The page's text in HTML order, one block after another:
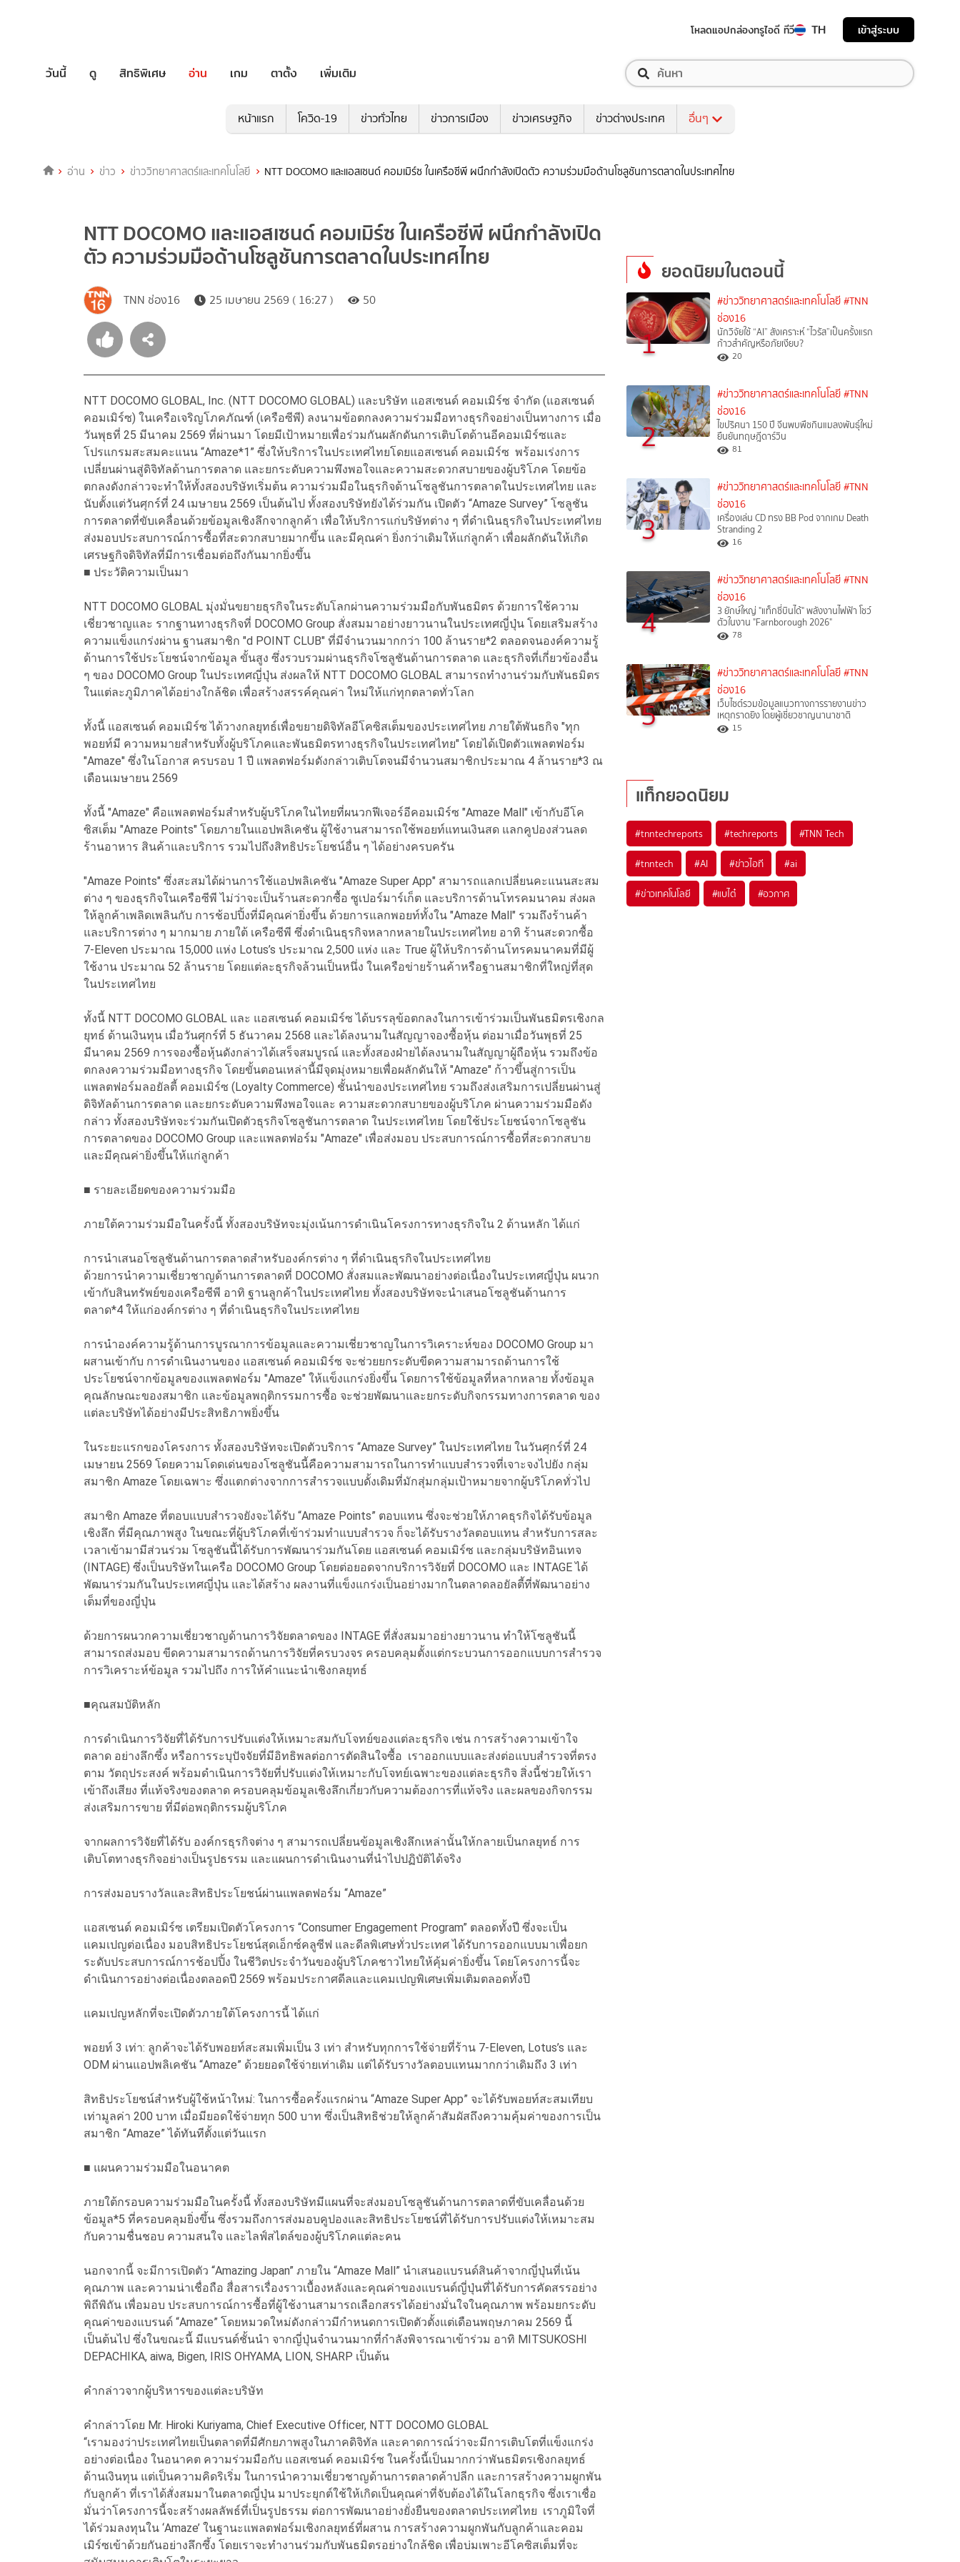
โหลดแอปกล่องทรูไอดี ทีวี TH เข้าสู่ระบบ
วันนี้ ดู สิทธิพิเศษ อ่าน เกม ตาตั้ง เพิ่มเติม
หน้าแรก โควิด-19 ข่าวทั่วไทย ข่าวการเมือง ข่าวเศรษฐกิจ ข่าวต่างประเทศ อื่นๆ
อ่าน ข่าว ข่าววิทยาศาสตร์และเทคโนโลยี NTT DOCOMO และแอสเซนด์ คอมเมิร์ซ ในเครือซีพี ผนึกกำลังเปิดตัว ความร่วมมือด้านโซลูชันการตลาดในประเทศไทย
NTT DOCOMO และแอสเซนด์ คอมเมิร์ซ ในเครือซีพี ผนึกกำลังเปิด
ตัว ความร่วมมือด้านโซลูชันการตลาดในประเทศไทย
TNN ช่อง16 25 เมษายน 2569 ( 16:27 ) 50
NTT DOCOMO GLOBAL, Inc. (NTT DOCOMO GLOBAL) และบริษัท แอสเซนด์ คอมเมิร์ซ จำกัด (แอสเซนด์
คอมเมิร์ซ) ในเครือเจริญโภคภัณฑ์ (เครือซีพี) ลงนามข้อตกลงความร่วมมือทางธุรกิจอย่างเป็นทางการ เมื่อ
วันพุธที่ 25 มีนาคม 2569 ที่ผ่านมา โดยมีเป้าหมายเพื่อร่วมกันผลักดันการเติบโตด้านอีคอมเมิร์ซและ
โปรแกรมสะสมคะแนน “Amaze*1” ซึ่งให้บริการในประเทศไทยโดยแอสเซนด์ คอมเมิร์ซ พร้อมเร่งการ
เปลี่ยนผ่านสู่ดิจิทัลด้านการตลาด และยกระดับความพึงพอใจและความสะดวกสบายของผู้บริโภค โดยข้อ
ตกลงดังกล่าวจะทำให้ทั้งสองบริษัทเริ่มต้น ความร่วมมือในธุรกิจด้านโซลูชันการตลาดในประเทศไทย และ
นับตั้งแต่วันศุกร์ที่ 24 เมษายน 2569 เป็นต้นไป ทั้งสองบริษัทยังได้ร่วมกัน เปิดตัว “Amaze Survey” โซลูชัน
การตลาดที่ขับเคลื่อนด้วยข้อมูลเชิงลึกจากลูกค้า เพื่อให้บริการแก่บริษัทต่าง ๆ ที่ดำเนินธุรกิจในประเทศไทย
ส่งมอบประสบการณ์การซื้อที่สะดวกสบายมากขึ้น และมีคุณค่า ยิ่งกว่าเดิมให้แก่ลูกค้า เพื่อผลักดันให้เกิด
เศรษฐกิจดิจิทัลที่มีการเชื่อมต่อถึงกันมากยิ่งขึ้น
■ ประวัติความเป็นมา
NTT DOCOMO GLOBAL มุ่งมั่นขยายธุรกิจในระดับโลกผ่านความร่วมมือกับพันธมิตร ด้วยการใช้ความ
เชี่ยวชาญและ รากฐานทางธุรกิจที่ DOCOMO Group สั่งสมมาอย่างยาวนานในประเทศญี่ปุ่น โดยเสริมสร้าง
ความแข็งแกร่งผ่าน ฐานสมาชิก "d POINT CLUB" ที่มีจำนวนมากกว่า 100 ล้านราย*2 ตลอดจนองค์ความรู้
ด้านการใช้ประโยชน์จากข้อมูล ขั้นสูง ซึ่งรวบรวมผ่านธุรกิจโซลูชันด้านการตลาด และธุรกิจที่เกี่ยวข้องอื่น
ๆ ของ DOCOMO Group ในประเทศญี่ปุ่น ส่งผลให้ NTT DOCOMO GLOBAL สามารถทำงานร่วมกับพันธมิตร
ในแต่ละภูมิภาคได้อย่างใกล้ชิด เพื่อสร้างสรรค์คุณค่า ใหม่ให้แก่ทุกตลาดทั่วโลก
ทั้งนี้ แอสเซนด์ คอมเมิร์ซ ได้วางกลยุทธ์เพื่อขยายดิจิทัลอีโคซิสเต็มของประเทศไทย ภายใต้พันธกิจ "ทุก
พอยท์มี ความหมายสำหรับทั้งผู้บริโภคและพันธมิตรทางธุรกิจในประเทศไทย" โดยได้เปิดตัวแพลตฟอร์ม
"Amaze" ซึ่งในโอกาส ครบรอบ 1 ปี แพลตฟอร์มดังกล่าวเติบโตจนมีจำนวนสมาชิกประมาณ 4 ล้านราย*3 ณ
เดือนเมษายน 2569
ทั้งนี้ "Amaze" คือแพลตฟอร์มสำหรับผู้บริโภคในไทยที่ผนวกฟีเจอร์อีคอมเมิร์ซ "Amaze Mall" เข้ากับอีโค
ซิสเต็ม "Amaze Points" โดยภายในแอปพลิเคชัน ผู้ใช้งานสามารถใช้พอยท์แทนเงินสด แลกคูปองส่วนลด
ร้านอาหาร สินค้าและบริการ รวมไปถึงสิทธิประโยชน์อื่น ๆ ได้อย่างครบครัน
"Amaze Points" ซึ่งสะสมได้ผ่านการใช้แอปพลิเคชัน "Amaze Super App" สามารถแลกเปลี่ยนคะแนนสะสม
ต่าง ๆ ของธุรกิจในเครือซีพี ไม่ว่าจะเป็นร้านสะดวกซื้อ ซูเปอร์มาร์เก็ต และบริการด้านโทรคมนาคม ส่งผล
ให้ลูกค้าเพลิดเพลินกับ การช้อปปิ้งที่มีคุณค่ายิ่งขึ้น ด้วยการแลกพอยท์ทั้งใน "Amaze Mall" รวมถึงร้านค้า
และบริการต่าง ๆ มากมาย ภายใต้ เครือซีพี ซึ่งดำเนินธุรกิจหลากหลายในประเทศไทย อาทิ ร้านสะดวกซื้อ
7-Eleven ประมาณ 15,000 แห่ง Lotus’s ประมาณ 2,500 แห่ง และ True ผู้ให้บริการด้านโทรคมนาคมที่มีผู้
ใช้งาน ประมาณ 52 ล้านราย โดยแต่ละธุรกิจล้วนเป็นหนึ่ง ในเครือข่ายร้านค้าหรือฐานสมาชิกที่ใหญ่ที่สุด
ในประเทศไทย
ทั้งนี้ NTT DOCOMO GLOBAL และ แอสเซนด์ คอมเมิร์ซ ได้บรรลุข้อตกลงในการเข้าร่วมเป็นพันธมิตรเชิงกล
ยุทธ์ ด้านเงินทุน เมื่อวันศุกร์ที่ 5 ธันวาคม 2568 และได้ลงนามในสัญญาจองซื้อหุ้น ต่อมาเมื่อวันพุธที่ 25
มีนาคม 2569 การจองซื้อหุ้นดังกล่าวได้เสร็จสมบูรณ์ และทั้งสองฝ่ายได้ลงนามในสัญญาผู้ถือหุ้น รวมถึงข้อ
ตกลงความร่วมมือทางธุรกิจ โดยขั้นตอนเหล่านี้มีจุดมุ่งหมายเพื่อผลักดันให้ "Amaze" ก้าวขึ้นสู่การเป็น
แพลตฟอร์มลอยัลตี้ คอมเมิร์ซ (Loyalty Commerce) ชั้นนำของประเทศไทย รวมถึงส่งเสริมการเปลี่ยนผ่านสู่
ดิจิทัลด้านการตลาด และยกระดับความพึงพอใจและ ความสะดวกสบายของผู้บริโภค ผ่านความร่วมมือดัง
กล่าว ทั้งสองบริษัทจะร่วมกันเปิดตัวธุรกิจโซลูชันการตลาด ในประเทศไทย โดยใช้ประโยชน์จากโซลูชัน
การตลาดของ DOCOMO Group และแพลตฟอร์ม "Amaze" เพื่อส่งมอบ ประสบการณ์การซื้อที่สะดวกสบาย
และมีคุณค่ายิ่งขึ้นให้แก่ลูกค้า
■ รายละเอียดของความร่วมมือ
ภายใต้ความร่วมมือในครั้งนี้ ทั้งสองบริษัทจะมุ่งเน้นการดำเนินโครงการทางธุรกิจใน 2 ด้านหลัก ได้แก่
การนำเสนอโซลูชันด้านการตลาดสำหรับองค์กรต่าง ๆ ที่ดำเนินธุรกิจในประเทศไทย
ด้วยการนำความเชี่ยวชาญด้านการตลาดที่ DOCOMO สั่งสมและพัฒนาอย่างต่อเนื่องในประเทศญี่ปุ่น ผนวก
เข้ากับสินทรัพย์ของเครือซีพี อาทิ ฐานลูกค้าในประเทศไทย ทั้งสองบริษัทจะนำเสนอโซลูชันด้านการ
ตลาด*4 ให้แก่องค์กรต่าง ๆ ที่ดำเนินธุรกิจในประเทศไทย
การนำองค์ความรู้ด้านการบูรณาการข้อมูลและความเชี่ยวชาญในการวิเคราะห์ของ DOCOMO Group มา
ผสานเข้ากับ การดำเนินงานของ แอสเซนด์ คอมเมิร์ซ จะช่วยยกระดับขีดความสามารถด้านการใช้
ประโยชน์จากข้อมูลของแพลตฟอร์ม "Amaze" ให้แข็งแกร่งยิ่งขึ้น โดยการใช้ข้อมูลที่หลากหลาย ทั้งข้อมูล
คุณลักษณะของสมาชิก และข้อมูลพฤติกรรมการซื้อ จะช่วยพัฒนาและยกระดับกิจกรรมทางการตลาด ของ
แต่ละบริษัทได้อย่างมีประสิทธิภาพยิ่งขึ้น
ในระยะแรกของโครงการ ทั้งสองบริษัทจะเปิดตัวบริการ “Amaze Survey” ในประเทศไทย ในวันศุกร์ที่ 24
เมษายน 2569 โดยความโดดเด่นของโซลูชันนี้คือความสามารถในการทำแบบสำรวจที่เจาะจงไปยัง กลุ่ม
สมาชิก Amaze โดยเฉพาะ ซึ่งแตกต่างจากการสำรวจแบบดั้งเดิมที่มักสุ่มกลุ่มเป้าหมายจากผู้บริโภคทั่วไป
สมาชิก Amaze ที่ตอบแบบสำรวจยังจะได้รับ “Amaze Points” ตอบแทน ซึ่งจะช่วยให้ภาคธุรกิจได้รับข้อมูล
เชิงลึก ที่มีคุณภาพสูง ในขณะที่ผู้บริโภคที่เข้าร่วมทำแบบสำรวจ ก็จะได้รับรางวัลตอบแทน สำหรับการสละ
เวลาเข้ามามีส่วนร่วม โซลูชันนี้ได้รับการพัฒนาร่วมกันโดย แอสเซนด์ คอมเมิร์ซ และกลุ่มบริษัทอินเทจ
(INTAGE) ซึ่งเป็นบริษัทในเครือ DOCOMO Group โดยต่อยอดจากบริการวิจัยที่ DOCOMO และ INTAGE ได้
พัฒนาร่วมกันในประเทศญี่ปุ่น และได้สร้าง ผลงานที่แข็งแกร่งเป็นอย่างมากในตลาดลอยัลตี้ที่พัฒนาอย่าง
เต็มที่ของญี่ปุ่น
ด้วยการผนวกความเชี่ยวชาญด้านการวิจัยตลาดของ INTAGE ที่สั่งสมมาอย่างยาวนาน ทำให้โซลูชันนี้
สามารถส่งมอบ ขีดความสามารถด้านการวิจัยที่ครบวงจร ครอบคลุมตั้งแต่กระบวนการออกแบบการสำรวจ
การวิเคราะห์ข้อมูล รวมไปถึง การให้คำแนะนำเชิงกลยุทธ์
■คุณสมบัติหลัก
การดำเนินการวิจัยที่ได้รับการปรับแต่งให้เหมาะสมกับโจทย์ของแต่ละธุรกิจ เช่น การสร้างความเข้าใจ
ตลาด อย่างลึกซึ้ง หรือการระบุปัจจัยที่มีอิทธิพลต่อการตัดสินใจซื้อ เราออกแบบและส่งต่อแบบสำรวจที่ตรง
ตาม วัตถุประสงค์ พร้อมดำเนินการวิจัยที่ปรับแต่งให้เหมาะกับโจทย์เฉพาะของแต่ละธุรกิจ สิ่งนี้ช่วยให้เรา
เข้าถึงเสียง ที่แท้จริงของตลาด ครอบคลุมข้อมูลเชิงลึกเกี่ยวกับความต้องการที่แท้จริง และผลของกิจกรรม
ส่งเสริมการขาย ที่มีต่อพฤติกรรมผู้บริโภค
จากผลการวิจัยที่ได้รับ องค์กรธุรกิจต่าง ๆ สามารถเปลี่ยนข้อมูลเชิงลึกเหล่านั้นให้กลายเป็นกลยุทธ์ การ
เติบโตทางธุรกิจอย่างเป็นรูปธรรม และแผนการดำเนินงานที่นำไปปฏิบัติได้จริง
การส่งมอบรางวัลและสิทธิประโยชน์ผ่านแพลตฟอร์ม “Amaze”
แอสเซนด์ คอมเมิร์ซ เตรียมเปิดตัวโครงการ “Consumer Engagement Program” ตลอดทั้งปี ซึ่งจะเป็น
แคมเปญต่อเนื่อง มอบสิทธิประโยชน์สุดเอ็กซ์คลูซีฟ และดีลพิเศษทั่วประเทศ ได้รับการออกแบบมาเพื่อยก
ระดับประสบการณ์การช้อปปิ้ง ในชีวิตประจำวันของผู้บริโภคชาวไทยให้คุ้มค่ายิ่งขึ้น โดยโครงการนี้จะ
ดำเนินการอย่างต่อเนื่องตลอดปี 2569 พร้อมประกาศดีลและแคมเปญพิเศษเพิ่มเติมตลอดทั้งปี
แคมเปญหลักที่จะเปิดตัวภายใต้โครงการนี้ ได้แก่
พอยท์ 3 เท่า: ลูกค้าจะได้รับพอยท์สะสมเพิ่มเป็น 3 เท่า สำหรับทุกการใช้จ่ายที่ร้าน 7-Eleven, Lotus’s และ
ODM ผ่านแอปพลิเคชัน “Amaze” ด้วยยอดใช้จ่ายเท่าเดิม แต่ได้รับรางวัลตอบแทนมากกว่าเดิมถึง 3 เท่า
สิทธิประโยชน์สำหรับผู้ใช้หน้าใหม่: ในการซื้อครั้งแรกผ่าน “Amaze Super App” จะได้รับพอยท์สะสมเทียบ
เท่ามูลค่า 200 บาท เมื่อมียอดใช้จ่ายทุก 500 บาท ซึ่งเป็นสิทธิช่วยให้ลูกค้าสัมผัสถึงความคุ้มค่าของการเป็น
สมาชิก “Amaze” ได้ทันทีตั้งแต่วันแรก
■ แผนความร่วมมือในอนาคต
ภายใต้กรอบความร่วมมือในครั้งนี้ ทั้งสองบริษัทมีแผนที่จะส่งมอบโซลูชันด้านการตลาดที่ขับเคลื่อนด้วย
ข้อมูล*5 ที่ครอบคลุมยิ่งขึ้น ซึ่งรวมถึงการส่งมอบคูปองและสิทธิประโยชน์ที่ได้รับการปรับแต่งให้เหมาะสม
กับความชื่นชอบ ความสนใจ และไลฟ์สไตล์ของผู้บริโภคแต่ละคน
นอกจากนี้ จะมีการเปิดตัว “Amazing Japan” ภายใน “Amaze Mall” นำเสนอแบรนด์สินค้าจากญี่ปุ่นที่เน้น
คุณภาพ และความน่าเชื่อถือ สื่อสารเรื่องราวเบื้องหลังและคุณค่าของแบรนด์ญี่ปุ่นที่ได้รับการคัดสรรอย่าง
พิถีพิถัน เพื่อมอบ ประสบการณ์การซื้อที่ผู้ใช้งานสามารถเลือกสรรได้อย่างมั่นใจในคุณภาพ พร้อมยกระดับ
คุณค่าของแบรนด์ “Amaze” โดยหมวดใหม่ดังกล่าวมีกำหนดการเปิดตัวตั้งแต่เดือนพฤษภาคม 2569 นี้
เป็นต้นไป ซึ่งในขณะนี้ มีแบรนด์ชั้นนำ จากญี่ปุ่นจำนวนมากที่กำลังพิจารณาเข้าร่วม อาทิ MITSUKOSHI
DEPACHIKA, aiwa, Bigen, IRIS OHYAMA, LION, SHARP เป็นต้น
คำกล่าวจากผู้บริหารของแต่ละบริษัท
คำกล่าวโดย Mr. Hiroki Kuriyama, Chief Executive Officer, NTT DOCOMO GLOBAL
“เรามองว่าประเทศไทยเป็นตลาดที่มีศักยภาพสูงในภาคดิจิทัล และคาดการณ์ว่าจะมีการเติบโตที่แข็งแกร่ง
อย่างต่อเนื่อง ในอนาคต ความร่วมมือกับ แอสเซนด์ คอมเมิร์ซ ในครั้งนี้เป็นมากกว่าพันธมิตรเชิงกลยุทธ์
ด้านเงินทุน แต่เป็นความคิดริเริ่ม ในการนำความเชี่ยวชาญด้านการตลาดค้าปลีก และการสร้างความผูกพัน
กับลูกค้า ที่เราได้สั่งสมมาในตลาดญี่ปุ่น มาประยุกต์ใช้ให้เกิดเป็นคุณค่าที่จับต้องได้ในโลกธุรกิจ ซึ่งเราเชื่อ
มั่นว่าโครงการนี้จะสร้างผลลัพธ์ที่เป็นรูปธรรม ต่อการพัฒนาอย่างยั่งยืนของตลาดประเทศไทย เราภูมิใจที่
ได้ร่วมลงทุนใน ‘Amaze’ ในฐานะแพลตฟอร์มเชิงกลยุทธ์ที่ผสาน การสร้างความผูกพันกับลูกค้าและคอม
เมิร์ซเข้าด้วยกันอย่างลึกซึ้ง โดยเราจะทำงานร่วมกับพันธมิตรอย่างใกล้ชิด เพื่อบ่มเพาะอีโคซิสเต็มที่จะ
ยอดนิยมในตอนนี้
1
#ข่าววิทยาศาสตร์และเทคโนโลยี #TNN
ช่อง16
นักวิจัยใช้ “AI” สังเคราะห์ “ไวรัส”เป็นครั้งแรก
ก้าวสำคัญหรือภัยเงียบ?
20
2
#ข่าววิทยาศาสตร์และเทคโนโลยี #TNN
ช่อง16
ไขปริศนา 150 ปี จีนพบพืชกินแมลงพันธุ์ใหม่
ยืนยันทฤษฎีดาร์วิน
81
3
#ข่าววิทยาศาสตร์และเทคโนโลยี #TNN
ช่อง16
เครื่องเล่น CD ทรง BB Pod จากเกม Death
Stranding 2
16
4
#ข่าววิทยาศาสตร์และเทคโนโลยี #TNN
ช่อง16
3 ยักษ์ใหญ่ "แท็กซี่บินได้" พลังงานไฟฟ้า โชว์
ตัวในงาน "Farnborough 2026"
78
5
#ข่าววิทยาศาสตร์และเทคโนโลยี #TNN
ช่อง16
เว็บไซต์รวมข้อมูลแนวทางการรายงานข่าว
เหตุกราดยิง โดยผู้เชี่ยวชาญนานาชาติ
15
แท็กยอดนิยม
#tnntechreports #techreports #TNN Tech
#tnntech #AI #ข่าวไอที #ai
#ข่าวเทคโนโลยี #แบไต๋ #อวกาศ